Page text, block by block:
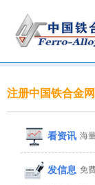
注册中国铁合金
看资讯 海
发信息 免